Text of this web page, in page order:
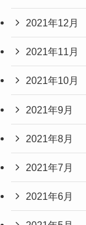
2021年12月
2021年11月
2021年10月
2021年9月
2021年8月
2021年7月
2021年6月